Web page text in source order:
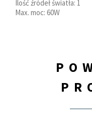
Ilość źródeł światła: 1
Max. moc: 60W